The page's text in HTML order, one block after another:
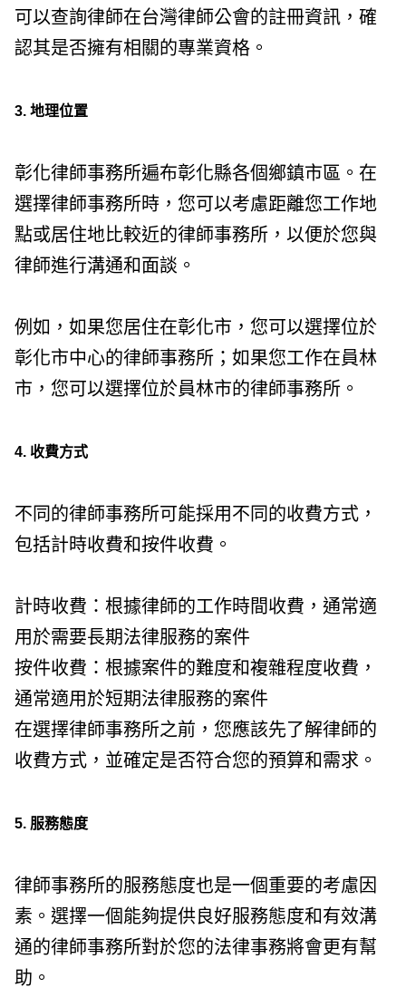
可以查詢律師在台灣律師公會的註冊資訊，確
認其是否擁有相關的專業資格。
3. 地理位置
彰化律師事務所遍布彰化縣各個鄉鎮市區。在
選擇律師事務所時，您可以考慮距離您工作地
點或居住地比較近的律師事務所，以便於您與
律師進行溝通和面談。
例如，如果您居住在彰化市，您可以選擇位於
彰化市中心的律師事務所；如果您工作在員林
市，您可以選擇位於員林市的律師事務所。
4. 收費方式
不同的律師事務所可能採用不同的收費方式，
包括計時收費和按件收費。
計時收費：根據律師的工作時間收費，通常適
用於需要長期法律服務的案件
按件收費：根據案件的難度和複雜程度收費，
通常適用於短期法律服務的案件
在選擇律師事務所之前，您應該先了解律師的
收費方式，並確定是否符合您的預算和需求。
5. 服務態度
律師事務所的服務態度也是一個重要的考慮因
素。選擇一個能夠提供良好服務態度和有效溝
通的律師事務所對於您的法律事務將會更有幫
助。